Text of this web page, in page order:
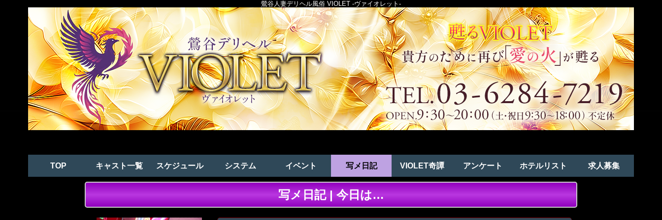
鶯谷人妻デリヘル風俗 VIOLET -ヴァイオレット-
TOP キャスト一覧 スケジュール システム イベント 写メ日記 VIOLET奇譚 アンケート ホテルリスト 求人募集
写メ日記 | 今日は…